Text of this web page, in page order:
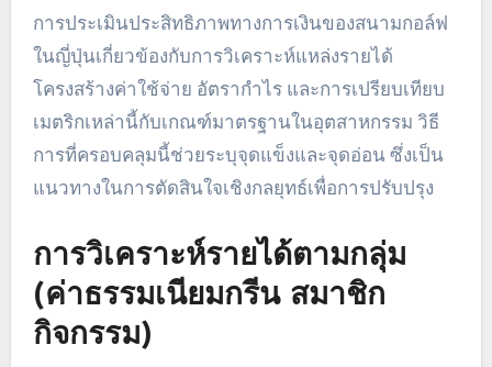
การประเมินประสิทธิภาพทางการเงินของสนามกอล์ฟ
ในญี่ปุ่นเกี่ยวข้องกับการวิเคราะห์แหล่งรายได้
โครงสร้างค่าใช้จ่าย อัตรากำไร และการเปรียบเทียบ
เมตริกเหล่านี้กับเกณฑ์มาตรฐานในอุตสาหกรรม วิธี
การที่ครอบคลุมนี้ช่วยระบุจุดแข็งและจุดอ่อน ซึ่งเป็น
แนวทางในการตัดสินใจเชิงกลยุทธ์เพื่อการปรับปรุง
การวิเคราะห์รายได้ตามกลุ่ม
(ค่าธรรมเนียมกรีน สมาชิก
กิจกรรม)